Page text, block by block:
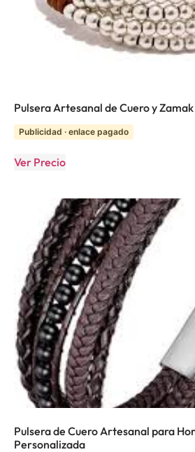
Pulsera Artesanal de Cuero y Zamak
Publicidad · enlace pagado
Ver Precio
Pulsera de Cuero Artesanal para
Personalizada